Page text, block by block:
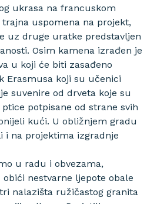
ukrasa na francuskom
uspomena na projekt,
uz druge uratke predstavljen
Osim kamena izrađen je
u koji će biti zasađeno
Erasmusa koji su učenici
suvenire od drveta koje su
potpisane od strane svih
kući. U obližnjem gradu
i na projektima izgradnje
u radu i obvezama,
nestvarne ljepote obale
nalazišta ružičastog granita